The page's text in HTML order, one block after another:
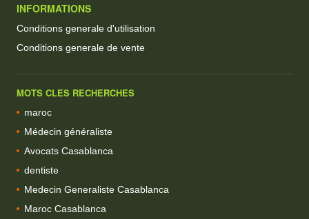
INFORMATIONS
Conditions generale d'utilisation
Conditions generale de vente
MOTS CLES RECHERCHES
maroc
Médecin généraliste
Avocats Casablanca
dentiste
Medecin Generaliste Casablanca
Maroc Casablanca